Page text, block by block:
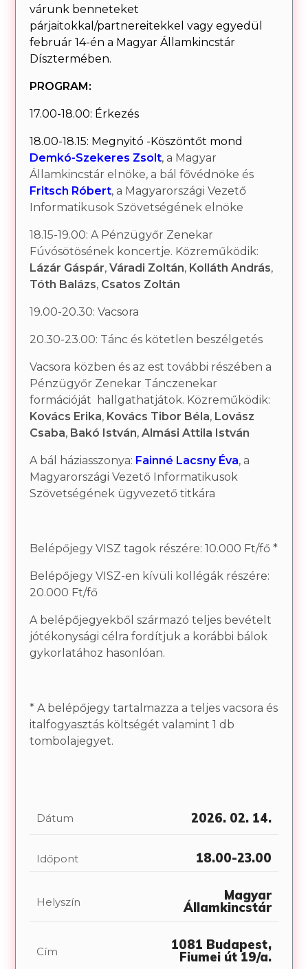
várunk benneteket
párjaitokkal/partnereitekkel vagy egyedül
február 14-én a Magyar Államkincstár
Dísztermében.
PROGRAM:
17.00-18.00: Érkezés
18.00-18.15: Megnyitó -Köszöntőt mond
Demkó-Szekeres Zsolt, a Magyar
Államkincstár elnöke, a bál fővédnöke és
Fritsch Róbert, a Magyarországi Vezető
Informatikusok Szövetségének elnöke
18.15-19.00: A Pénzügyőr Zenekar
Fúvósötösének koncertje. Közreműködik:
Lázár Gáspár,Váradi Zoltán, Kolláth András,
Tóth Balázs, Csatos Zoltán
19.00-20.30: Vacsora
20.30-23.00: Tánc és kötetlen beszélgetés
Vacsora közben és az est további részében a
Pénzügyőr Zenekar Tánczenekar
formációját hallgathatjátok. Közreműködik:
Kovács Erika, Kovács Tibor Béla, Lovász
Csaba, Bakó István,Almási Attila István
A bál háziasszonya: Fainné Lacsny Éva, a
Magyarországi Vezető Informatikusok
Szövetségének ügyvezető titkára
Belépőjegy VISZ tagok részére: 10.000 Ft/fő *
Belépőjegy VISZ-en kívüli kollégák részére:
20.000 Ft/fő
A belépőjegyekből származó teljes bevételt
jótékonysági célra fordítjuk a korábbi bálok
gykorlatához hasonlóan.
* A belépőjegy tartalmazza a teljes vacsora és
italfogyasztás költségét valamint 1 db
tombolajegyet.
Dátum 2026. 02. 14.
Időpont 18.00-23.00
Helyszín Magyar
Államkincstár
Cím 1081 Budapest,
Fiumei út 19/a.